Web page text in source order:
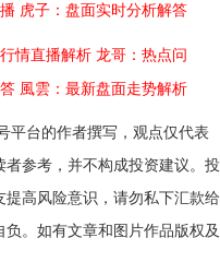
虎子：盘面实时分析解答
情直播解析 龙哥：热点问
風雲：最新盘面走势解析
平台的作者撰写，观点仅代表
参考，并不构成投资建议。投
高风险意识，请勿私下汇款给
。如有文章和图片作品版权及